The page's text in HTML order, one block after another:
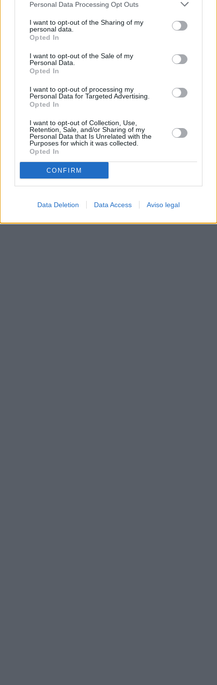
negar su consentimiento. Tenga en cuenta que algún
de su consentimiento, pero usted tiene el derecho de
rechazar tal procesamiento. Sus preferencias se aplicarán
cualquier momento entrando de nuevo en este sitio web o
visitando nuestra política de privacidad.
Personal Data Processing Opt Outs
I want to opt-out of the Sharing of my
personal data.
Opted In
I want to opt-out of the Sale of my
Personal Data.
Opted In
I want to opt-out of processing my
Personal Data for Targeted Advertising.
Opted In
I want to opt-out of Collection, Use,
Retention, Sale, and/or Sharing of my
Personal Data that Is Unrelated with the
Purposes for which it was collected.
Opted In
CONFIRM
Data Deletion Data Access Aviso legal